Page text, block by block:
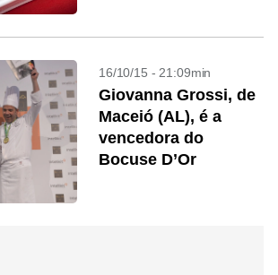
16/10/15 - 21:09min
Giovanna Grossi, de
Maceió (AL), é a
vencedora do
Bocuse D’Or